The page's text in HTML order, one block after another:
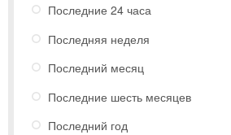
Последние 24 часа
Последняя неделя
Последний месяц
Последние шесть месяцев
Последний год